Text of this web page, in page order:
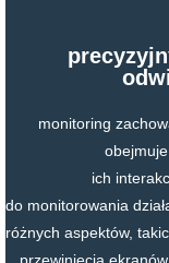
monitoring
ich
do monitorowania
różnych aspektów,